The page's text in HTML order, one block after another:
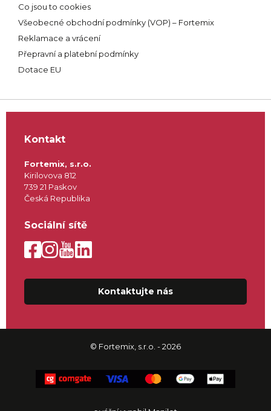
Co jsou to cookies
Všeobecné obchodní podmínky (VOP) – Fortemix
Reklamace a vrácení
Přepravní a platební podmínky
Dotace EU
© Fortemix, s.r.o. - 2026
Kontakt
Fortemix, s.r.o.
Kirilovova 812
739 21 Paskov
Česká Republika
Sociální sítě
Kontaktujte nás